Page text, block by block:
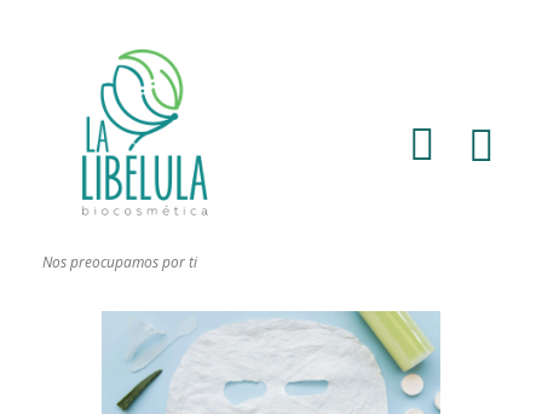
Nos preocupamos por ti